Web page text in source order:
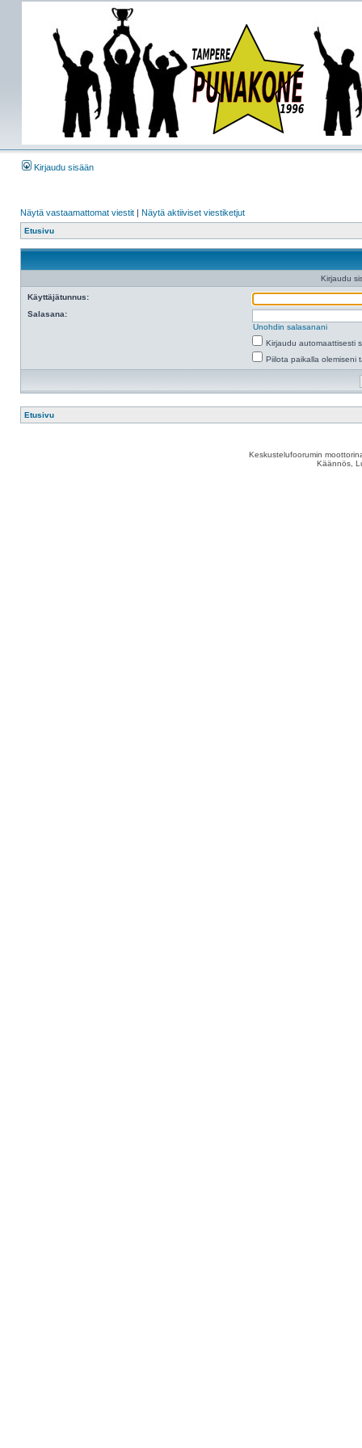
Kirjaudu sisään
Näytä vastaamattomat viestit | Näytä aktiiviset viestiketjut
Etusivu
Kirjaudu
Käyttäjätunnus:
Salasana:
Unohdin salasanani
Kirjaudu automaattisesti
Piilota paikalla olemiseni
Etusivu
Keskustelufoorumin
Käännös,